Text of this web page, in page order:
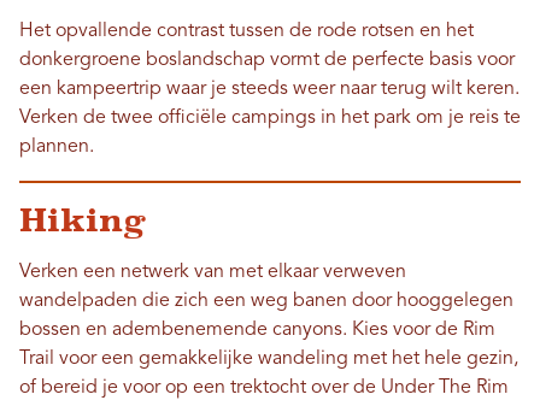
Het opvallende contrast tussen de rode rotsen en het
donkergroene boslandschap vormt de perfecte basis voor
een kampeertrip waar je steeds weer naar terug wilt keren.
Verken de twee officiële campings in het park om je reis te
plannen.
Hiking
Verken een netwerk van met elkaar verweven
wandelpaden die zich een weg banen door hooggelegen
bossen en adembenemende canyons. Kies voor de Rim
Trail voor een gemakkelijke wandeling met het hele gezin,
of bereid je voor op een trektocht over de Under The Rim